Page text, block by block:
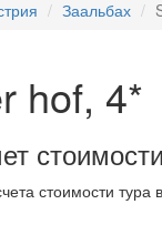
Заальбах
hof, 4*
стоимости
стоимости тура в